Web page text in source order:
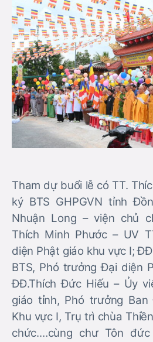
Tham dự buổi lễ có TT.
ký BTS GHPGVN tỉnh
Nhuận Long – viện chủ
Thích Minh Phước – UV
diện Phật giáo khu vực I;
BTS, Phó trưởng Đại diện
ĐĐ.Thích Đức Hiếu – Ủy
giáo tỉnh, Phó trưởng
Khu vực I, Trụ trì chùa
chức.…cùng chư Tôn